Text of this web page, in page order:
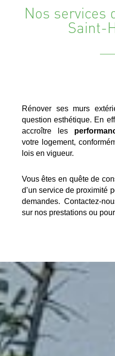
Nos services
Saint-
Rénover ses murs
question esthétique. En
accroître les
votre logement,
lois en vigueur.
Vous êtes en quête de
d’un service de proximité
demandes. Contactez-
sur nos prestations ou